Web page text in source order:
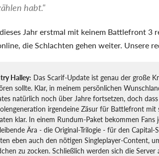
habt."
Jahr erstmal mit keinem Battlefront 3
die Schlachten gehen weiter. Unsere
Halley: Das Scarif-Update ist genau der große
sollte. Klar, in meinem persönlichen
natürlich noch über Jahre fortsetzen, doch
irgendeine Zäsur für Battlefront
klar. In einem Rundum-Paket bekommen
Ära - die Original-Trilogie - für den
eben auch den nötigen Singleplayer-Content,
zu zocken. Schließlich werden sich die